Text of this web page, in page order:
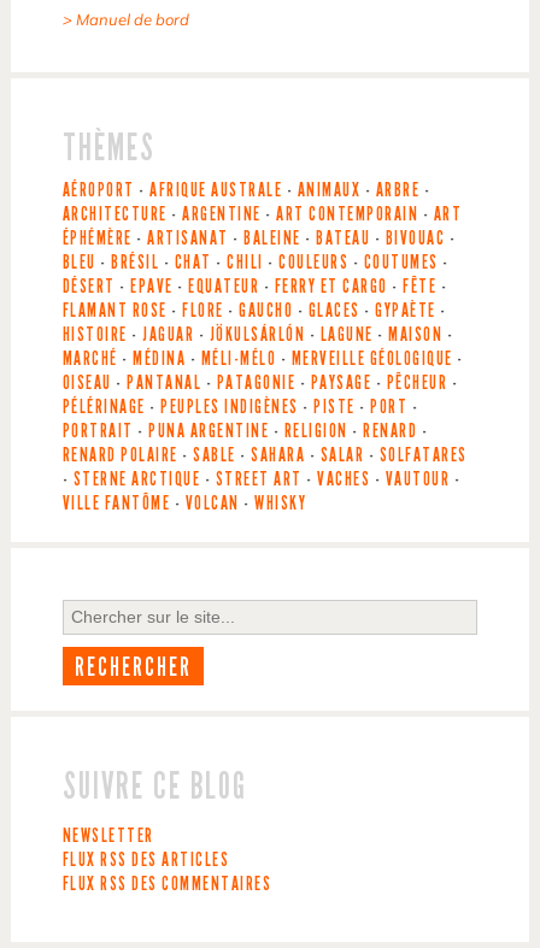
> Manuel de bord
THÈMES
AÉROPORT -AFRIQUE AUSTRALE - ANIMAUX - ARBRE -
ARCHITECTURE -ARGENTINE -ART CONTEMPORAIN - ART
ÉPHÉMÈRE -ARTISANAT -BALEINE -BATEAU - BIVOUAC -
BLEU -BRÉSIL - CHAT -CHILI -COULEURS - COUTUMES -
DÉSERT -EPAVE -EQUATEUR - FERRY ET CARGO -FÊTE -
FLAMANT ROSE -FLORE -GAUCHO - GLACES -GYPAÈTE -
HISTOIRE -JAGUAR - JÖKULSÁRLÓN - LAGUNE -MAISON -
MARCHÉ -MÉDINA - MÉLI-MÉLO - MERVEILLE GÉOLOGIQUE -
OISEAU -PANTANAL - PATAGONIE - PAYSAGE - PÊCHEUR -
PÉLÉRINAGE -PEUPLES INDIGÈNES -PISTE -PORT -
PORTRAIT -PUNA ARGENTINE - RELIGION -RENARD -
RENARD POLAIRE -SABLE -SAHARA - SALAR - SOLFATARES
- STERNE ARCTIQUE - STREET ART -VACHES - VAUTOUR -
VILLE FANTÔME - VOLCAN -WHISKY
SUIVRE CE BLOG
NEWSLETTER
FLUX RSS DES ARTICLES
FLUX RSS DES COMMENTAIRES